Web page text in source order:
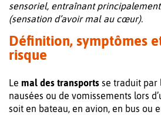
sensoriel, entraînant
(sensation d’avoir mal au cœur).
Définition, symptômes
risque
Le mal des transports se traduit par
nausées ou de vomissements lors
soit en bateau, en avion, en bus ou